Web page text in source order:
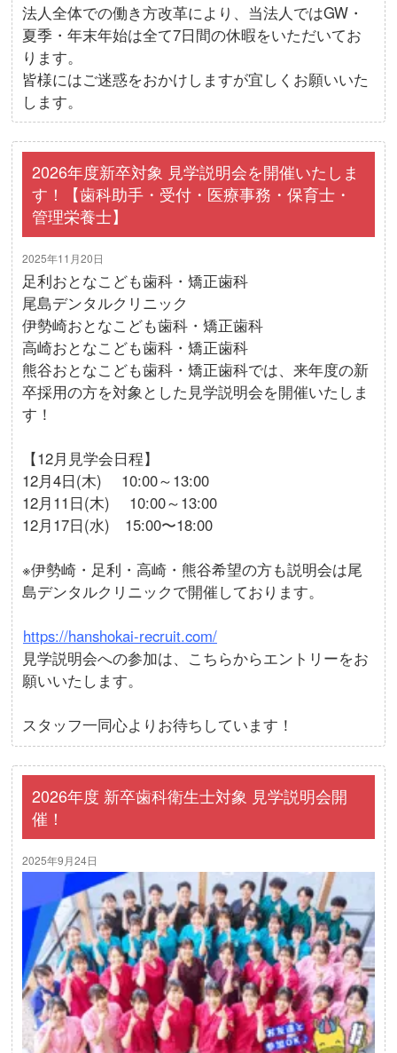
法人全体での働き方改革により、当法人ではGW・
夏季・年末年始は全て7日間の休暇をいただいてお
ります。
皆様にはご迷惑をおかけしますが宜しくお願いいた
します。
2026年度新卒対象 見学説明会を開催いたしま
す！【歯科助手・受付・医療事務・保育士・
管理栄養士】
2025年11月20日
足利おとなこども歯科・矯正歯科
尾島デンタルクリニック
伊勢崎おとなこども歯科・矯正歯科
高崎おとなこども歯科・矯正歯科
熊谷おとなこども歯科・矯正歯科では、来年度の新
卒採用の方を対象とした見学説明会を開催いたしま
す！
【12月見学会日程】
12月4日(木) 10:00～13:00
12月11日(木) 10:00～13:00
12月17日(水) 15:00〜18:00
※伊勢崎・足利・高崎・熊谷希望の方も説明会は尾
島デンタルクリニックで開催しております。
https://hanshokai-recruit.com/
見学説明会への参加は、こちらからエントリーをお
願いいたします。
スタッフ一同心よりお待ちしています！
2026年度 新卒歯科衛生士対象 見学説明会開
催！
2025年9月24日